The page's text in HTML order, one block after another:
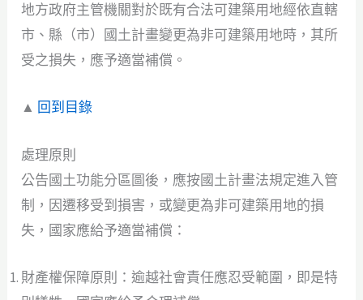
地方政府主管機關對於既有合法可建築用地經依直轄
市、縣（市）國土計畫變更為非可建築用地時，其所
受之損失，應予適當補償。
▲ 回到目錄
處理原則
公告國土功能分區圖後，應按國土計畫法規定進入管
制，因遷移受到損害，或變更為非可建築用地的損
失，國家應給予適當補償：
財產權保障原則：逾越社會責任應忍受範圍，即是特